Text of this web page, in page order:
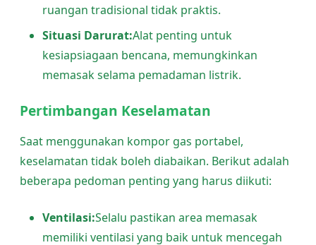
ruangan tradisional tidak praktis.
Situasi Darurat:Alat penting untuk
kesiapsiagaan bencana, memungkinkan
memasak selama pemadaman listrik.
Pertimbangan Keselamatan
Saat menggunakan kompor gas portabel,
keselamatan tidak boleh diabaikan. Berikut adalah
beberapa pedoman penting yang harus diikuti:
Ventilasi:Selalu pastikan area memasak
memiliki ventilasi yang baik untuk mencegah